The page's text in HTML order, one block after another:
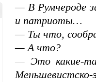
— В Румчероде
и патриоты…
— Ты что,
— А что?
— Это какие-
Меньшевистско-